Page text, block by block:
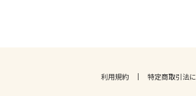
利用規約 特定商取引法